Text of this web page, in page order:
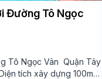
Đường Tô Ngọc
Tô Ngọc Vân Quận Tây
tích xây dựng 100m2